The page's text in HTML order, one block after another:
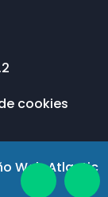
cookies
Web Atlantic